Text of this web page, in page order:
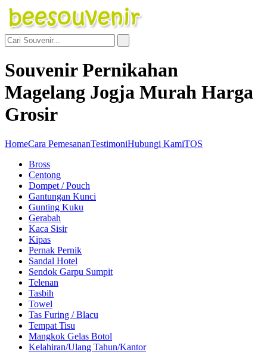
Souvenir Pernikahan
Magelang Jogja Murah Harga
Grosir
HomeCara PemesananTestimoniHubungi KamiTOS
Bross
Centong
Dompet / Pouch
Gantungan Kunci
Gunting Kuku
Gerabah
Kaca Sisir
Kipas
Pernak Pernik
Sandal Hotel
Sendok Garpu Sumpit
Telenan
Tasbih
Towel
Tas Furing / Blacu
Tempat Tisu
Mangkok Gelas Botol
Kelahiran/Ulang Tahun/Kantor